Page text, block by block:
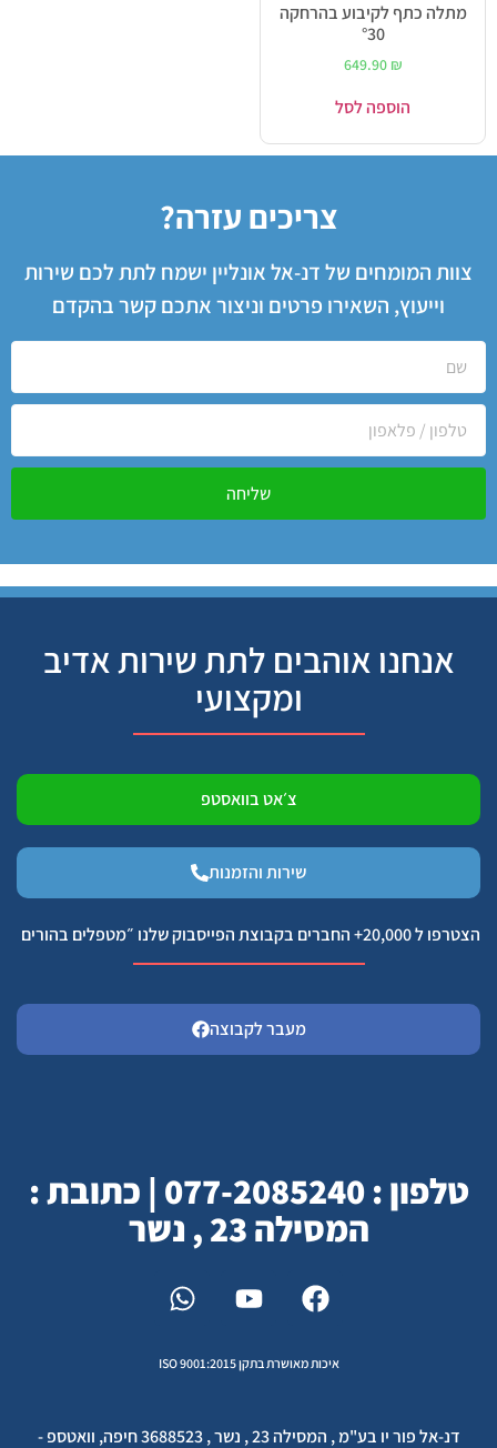
מתלה כתף לקיבוע בהרחקה
°30
649.90 ₪
הוספה לסל
צריכים עזרה?
צוות המומחים של דנ-אל אונליין ישמח לתת לכם שירות
וייעוץ, השאירו פרטים וניצור אתכם קשר בהקדם
שליחה
אנחנו אוהבים לתת שירות אדיב
ומקצועי
צ׳אט בוואסטפ
שירות והזמנות
הצטרפו ל 20,000+ החברים בקבוצת הפייסבוק שלנו ״מטפלים בהורים
מעבר לקבוצה
טלפון : 077-2085240 | כתובת :
המסילה 23 , נשר
איכות מאושרת בתקן ISO 9001:2015
דנ-אל פור יו בע"מ , המסילה 23 , נשר , 3688523 חיפה, וואטספ -